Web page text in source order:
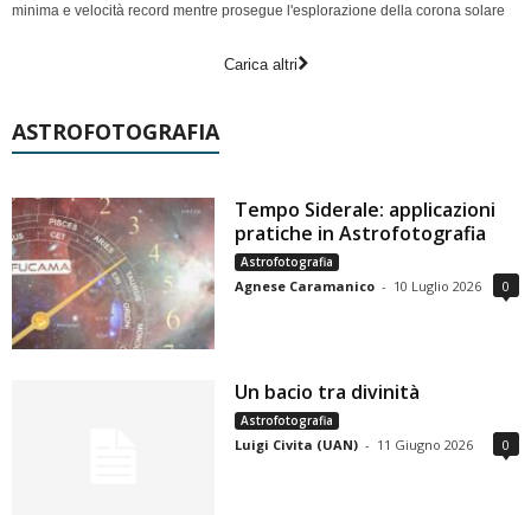
minima e velocità record mentre prosegue l'esplorazione della corona solare
Carica altri
ASTROFOTOGRAFIA
Tempo Siderale: applicazioni
pratiche in Astrofotografia
Astrofotografia
Agnese Caramanico - 10 Luglio 2026 0
Un bacio tra divinità
Astrofotografia
Luigi Civita (UAN) - 11 Giugno 2026 0